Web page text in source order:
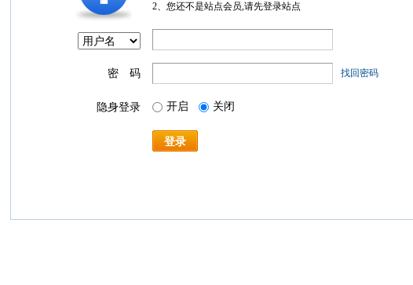
2、您还不是站点会员,请先登录站点
密 码 找回密码
隐身登录 开启 关闭
登录